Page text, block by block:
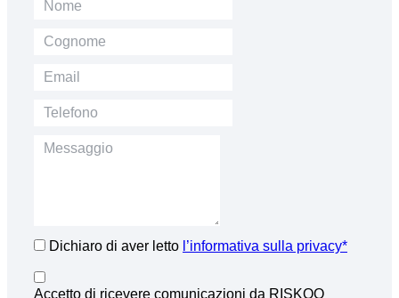
Dichiaro di aver letto l’informativa sulla privacy*
Accetto di ricevere comunicazioni da RISKOO